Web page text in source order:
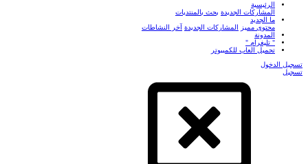
الرئيسية
المشاركات الجديدة بحث بالمنتديات
ما الجديد
محتوى مميز
المشاركات الجديدة آخر النشاطات
المدونة
" تليغرام "
تحميل العاب للكمبيوتر
تسجيل الدخول
تسجيل